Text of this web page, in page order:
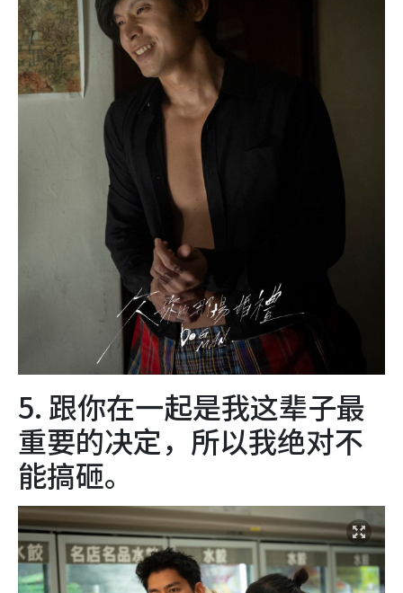
5. 跟你在一起是我这辈子最
重要的决定，所以我绝对不
能搞砸。